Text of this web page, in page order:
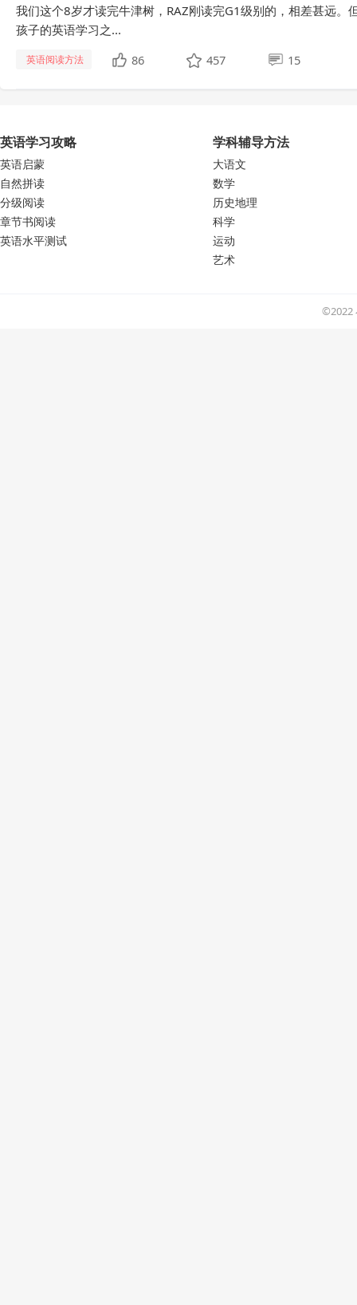
我们这个8岁才读完牛津树，RAZ刚读完G1级别的，相差甚远。
孩子的英语学习之...
英语阅读方法 86 457 15
英语学习攻略
英语启蒙
自然拼读
分级阅读
章节书阅读
英语水平测试
学科辅导方法
大语文
数学
历史地理
科学
运动
艺术
©2022